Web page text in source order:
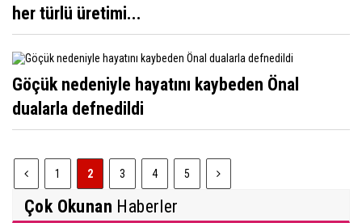
her türlü üretimi...
Göçük nedeniyle hayatını kaybeden Önal
dualarla defnedildi
1 2 3 4 5
Çok Okunan Haberler